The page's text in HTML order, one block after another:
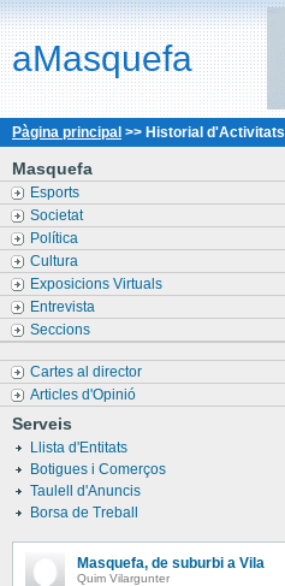
aMasquefa
Pàgina principal >> Historial d'Activitats
Masquefa
Esports
Societat
Política
Cultura
Exposicions Virtuals
Entrevista
Seccions
Cartes al director
Articles d'Opinió
Serveis
Llista d'Entitats
Botigues i Comerços
Taulell d'Anuncis
Borsa de Treball
Masquefa, de suburbi a Vila
Quim Vilargunter